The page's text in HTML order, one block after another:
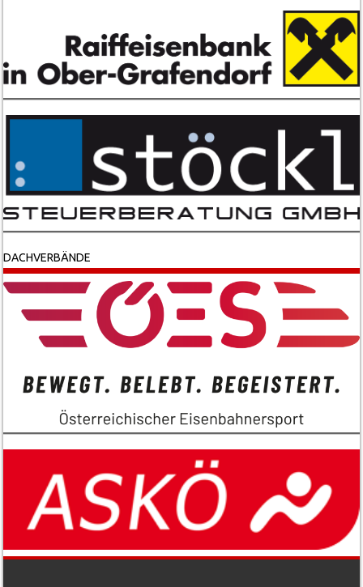
DACHVERBÄNDE